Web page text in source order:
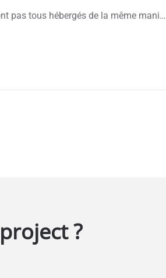
pas tous hébergés de la même mani…
?